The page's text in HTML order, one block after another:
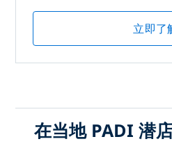
立即了
在当地 PADI 潜